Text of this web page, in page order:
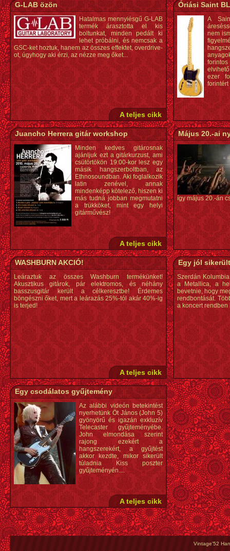
G-LAB özön
Hatalmas mennyiésgű G-LAB
termék árasztotta el kis
boltunkat, minden pedált ki
lehet próbálni, és nemcsak a
GSC-ket hoztuk, hanem az összes effektet, overdrive-
ot, úgyhogy aki érzi, az nézze meg őket...
A teljes cikk
Óriási Saint
A
nem
ezer
Juancho Herrera gitár workshop
Minden kedves gitárosnak
ajánljuk ezt a gitárkurzust, ami
csütörtökön 19:00-kor lesz egy
másik hangszerboltban, az
Ethnosoundban. Aki foglalkozik
latin zenével, annak
mindenképp kötelező, hiszen ki
más tudná jobban megmutatni
a trükköket, mint egy helyi
gitárművész!
A teljes cikk
Május 20.-ai
így május 20.-án
WASHBURN AKCIÓ!
Leáraztuk az összes Washburn termékünket!
Akusztikus gitárok, pár elektromos, és néhány
basszusgitár került a célkeresztbe! Érdemes
böngészni őket, mert a leárazás 25%-tól akár 40%-ig
is terjed!
A teljes cikk
Egy jól
Szerdán
a Metallica, a
bevetnie, hogy
rendbontását.
a koncert rendben
Egy csodálatos gyűjtemény
Az alábbi videón betekintést
nyerhetünk Öt János (John 5)
gyönyörű és igazán exkluzív
Telecaster gyűjteményébe.
John elmondása szerint
rajong ezekért a
hangszerekért, a gyűjtést
akkor kezdte, mikor sikerült
túladnia Kiss poszter
gyűjteményén....
A teljes cikk
Vintage'52